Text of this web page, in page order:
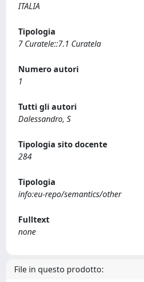
ITALIA
Tipologia
7 Curatele::7.1 Curatela
Numero autori
1
Tutti gli autori
Dalessandro, S
Tipologia sito docente
284
Tipologia
info:eu-repo/semantics/other
Fulltext
none
File in questo prodotto: